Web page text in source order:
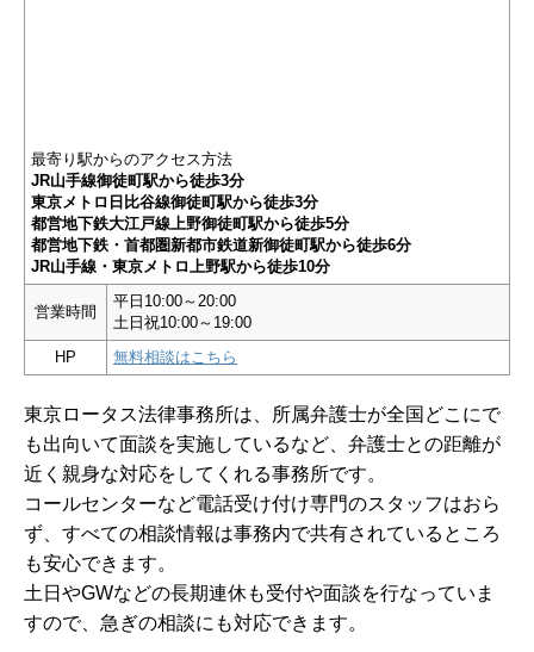
最寄り駅からのアクセス方法
JR山手線御徒町駅から徒歩3分
東京メトロ日比谷線御徒町駅から徒歩3分
都営地下鉄大江戸線上野御徒町駅から徒歩5分
都営地下鉄・首都圏新都市鉄道新御徒町駅から徒歩6分
JR山手線・東京メトロ上野駅から徒歩10分
営業時間
平日10:00～20:00
土日祝10:00～19:00
HP
無料相談はこちら
東京ロータス法律事務所は、所属弁護士が全国どこにで
も出向いて面談を実施しているなど、弁護士との距離が
近く親身な対応をしてくれる事務所です。
コールセンターなど電話受け付け専門のスタッフはおら
ず、すべての相談情報は事務内で共有されているところ
も安心できます。
土日やGWなどの長期連休も受付や面談を行なっていま
すので、急ぎの相談にも対応できます。